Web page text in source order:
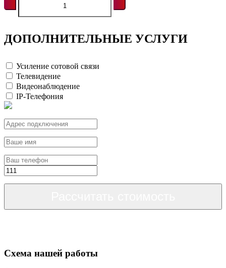
ДОПОЛНИТЕЛЬНЫЕ УСЛУГИ
Усиление сотовой связи
Телевидение
Видеонаблюдение
IP-Телефония
Схема нашей работы